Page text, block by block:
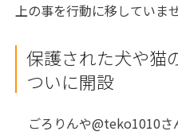
上の事を行動に移していま
保護された犬や猫
ついに開設
ごろりんや@teko1010さ